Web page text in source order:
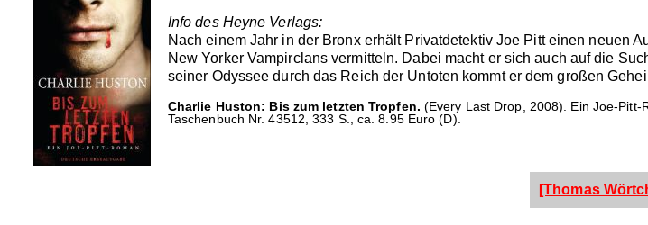
Info des Heyne Verlags:
Nach einem Jahr in der Bronx erhält Privatdetektiv Joe Pitt einen neuen
New Yorker Vampirclans vermitteln. Dabei macht er sich auch auf die
seiner Odyssee durch das Reich der Untoten kommt er dem großen
Charlie Huston: Bis zum letzten Tropfen. (Every Last Drop, 2008). Ein Joe-Pitt-
Taschenbuch Nr. 43512, 333 S., ca. 8.95 Euro (D).
[Thomas